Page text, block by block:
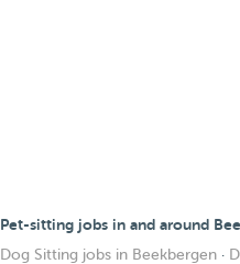
Pet-sitting jobs in and around
Dog Sitting jobs in Beekbergen ·